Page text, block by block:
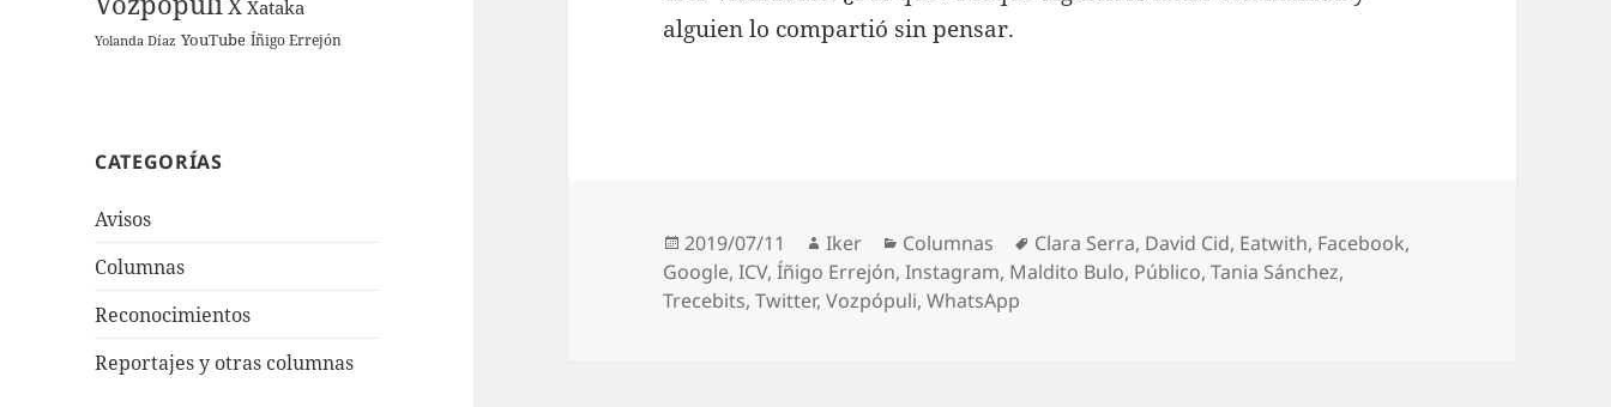
Xataka
Yolanda Díaz YouTube Íñigo Errejón
CATEGORÍAS
Avisos
Columnas
Reconocimientos
Reportajes y otras columnas
alguien lo compartió sin pensar.
Publicado
el
2019/07/11 Autor
Iker Categorías
Columnas Etiquetas
Clara Serra, David Cid, Eatwith, Facebook,
Google,ICV,Íñigo Errejón,Instagram, Maldito Bulo, Público,Tania Sánchez,
Trecebits,Twitter,Vozpópuli,WhatsApp